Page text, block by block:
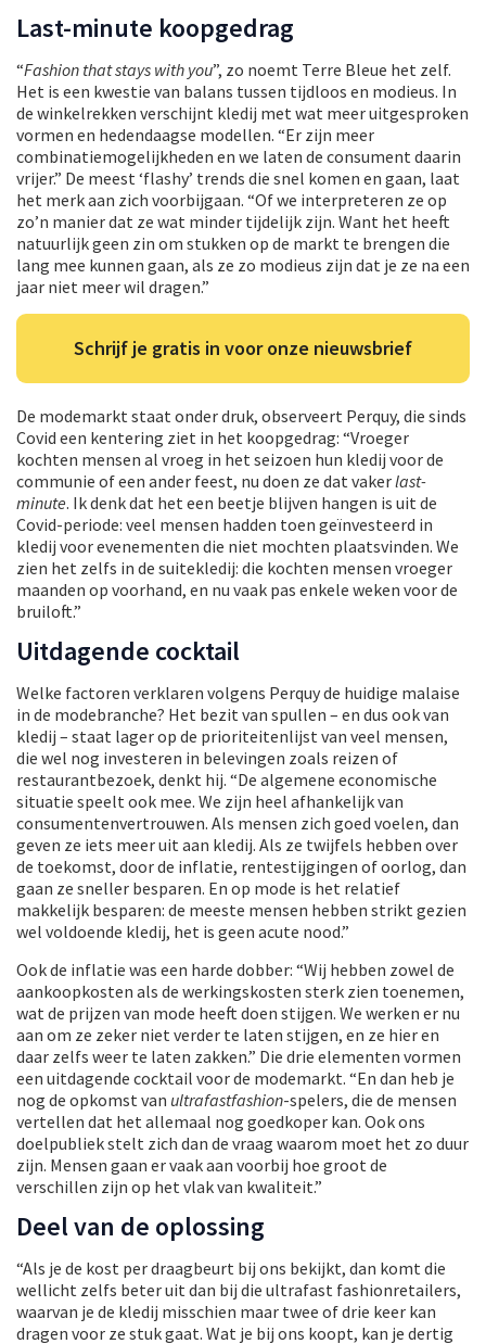
Last-minute koopgedrag
“Fashion that stays with you”, zo noemt Terre Bleue het zelf.
Het is een kwestie van balans tussen tijdloos en modieus. In
de winkelrekken verschijnt kledij met wat meer uitgesproken
vormen en hedendaagse modellen. “Er zijn meer
combinatiemogelijkheden en we laten de consument daarin
vrijer.” De meest ‘flashy’ trends die snel komen en gaan, laat
het merk aan zich voorbijgaan. “Of we interpreteren ze op
zo’n manier dat ze wat minder tijdelijk zijn. Want het heeft
natuurlijk geen zin om stukken op de markt te brengen die
lang mee kunnen gaan, als ze zo modieus zijn dat je ze na een
jaar niet meer wil dragen.”
Schrijf je gratis in voor onze nieuwsbrief
De modemarkt staat onder druk, observeert Perquy, die sinds
Covid een kentering ziet in het koopgedrag: “Vroeger
kochten mensen al vroeg in het seizoen hun kledij voor de
communie of een ander feest, nu doen ze dat vakerlast-
minute. Ik denk dat het een beetje blijven hangen is uit de
Covid-periode: veel mensen hadden toen geïnvesteerd in
kledij voor evenementen die niet mochten plaatsvinden. We
zien het zelfs in de suitekledij: die kochten mensen vroeger
maanden op voorhand, en nu vaak pas enkele weken voor de
bruiloft.”
Uitdagende cocktail
Welke factoren verklaren volgens Perquy de huidige malaise
in de modebranche? Het bezit van spullen – en dus ook van
kledij – staat lager op de prioriteitenlijst van veel mensen,
die wel nog investeren in belevingen zoals reizen of
restaurantbezoek, denkt hij. “De algemene economische
situatie speelt ook mee. We zijn heel afhankelijk van
consumentenvertrouwen. Als mensen zich goed voelen, dan
geven ze iets meer uit aan kledij. Als ze twijfels hebben over
de toekomst, door de inflatie, rentestijgingen of oorlog, dan
gaan ze sneller besparen. En op mode is het relatief
makkelijk besparen: de meeste mensen hebben strikt gezien
wel voldoende kledij, het is geen acute nood.”
Ook de inflatie was een harde dobber: “Wij hebben zowel de
aankoopkosten als de werkingskosten sterk zien toenemen,
wat de prijzen van mode heeft doen stijgen. We werken er nu
aan om ze zeker niet verder te laten stijgen, en ze hier en
daar zelfs weer te laten zakken.” Die drie elementen vormen
een uitdagende cocktail voor de modemarkt. “En dan heb je
nog de opkomst van ultrafastfashion-spelers, die de mensen
vertellen dat het allemaal nog goedkoper kan. Ook ons
doelpubliek stelt zich dan de vraag waarom moet het zo duur
zijn. Mensen gaan er vaak aan voorbij hoe groot de
verschillen zijn op het vlak van kwaliteit.”
Deel van de oplossing
“Als je de kost per draagbeurt bij ons bekijkt, dan komt die
wellicht zelfs beter uit dan bij die ultrafast fashionretailers,
waarvan je de kledij misschien maar twee of drie keer kan
dragen voor ze stuk gaat. Wat je bij ons koopt, kan je dertig